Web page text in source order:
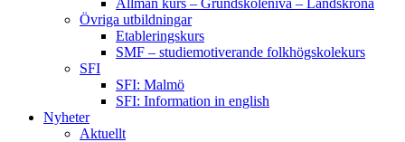
Allmän kurs – Grundskolenivå – Landskrona
Övriga utbildningar
Etableringskurs
SMF – studiemotiverande folkhögskolekurs
SFI
SFI: Malmö
SFI: Information in english
Nyheter
Aktuellt